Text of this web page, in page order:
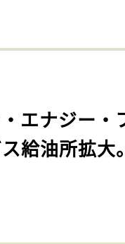
エナジー・
給油所拡大